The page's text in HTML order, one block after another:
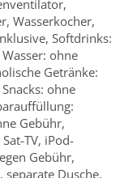
Wasserkocher,
Softdrinks:
ohne
Getränke:
ohne
Gebühr,
TV, iPod-
Gebühr,
separate Dusche,